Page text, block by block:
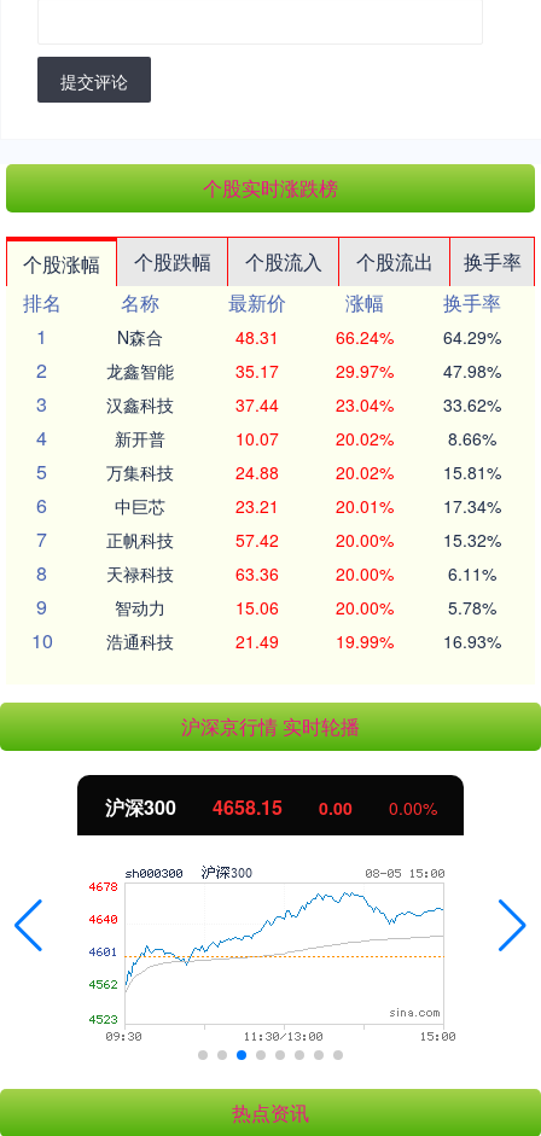
提交评论
个股实时涨跌榜
个股涨幅 个股跌幅 个股流入 个股流出
换手率
排名
名称 最新价 涨幅
换手率
1
N森合 48.31 66.24% 64.29%
2 龙鑫智能 35.17 29.97% 47.98%
3 汉鑫科技 37.44 23.04% 33.62%
4 新开普 10.07 20.02% 8.66%
5 万集科技 24.88 20.02% 15.81%
6 中巨芯 23.21 20.01% 17.34%
7 正帆科技 57.42 20.00% 15.32%
8 天禄科技 63.36 20.00% 6.11%
9 智动力 15.06 20.00% 5.78%
10 浩通科技 21.49 19.99% 16.93%
沪深京行情 实时轮播
北证50 1119.46 0.00 0.00%
热点资讯